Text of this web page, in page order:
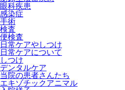
眼科疾患
感染症
手術
検査
便検査
日常ケアやしつけ
日常ケアについて
しつけ
デンタルケア
当院の患者さんたち
エキゾチックアニマル